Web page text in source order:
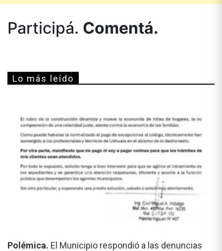
Participá. Comentá.
Lo más leído
Polémica. El Municipio respondió a las denuncias